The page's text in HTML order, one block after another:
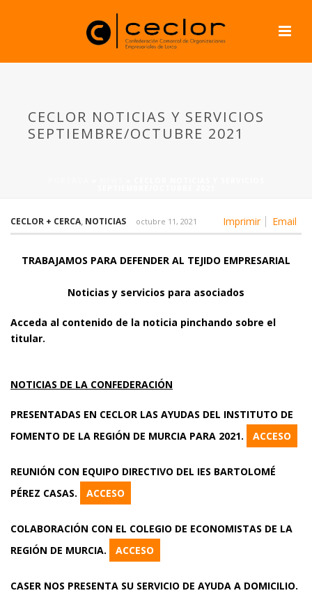
CECLOR NOTICIAS Y SERVICIOS
SEPTIEMBRE/OCTUBRE 2021
Imprimir Email
CECLOR + CERCA, NOTICIAS octubre 11, 2021
TRABAJAMOS PARA DEFENDER AL TEJIDO EMPRESARIAL
Noticias y servicios para asociados
Acceda al contenido de la noticia pinchando sobre el
titular.
NOTICIAS DE LA CONFEDERACIÓN
PRESENTADAS EN CECLOR LAS AYUDAS DEL INSTITUTO DE
FOMENTO DE LA REGIÓN DE MURCIA PARA 2021.
ACCESO
REUNIÓN CON EQUIPO DIRECTIVO DEL IES BARTOLOMÉ
PÉREZ CASAS.
ACCESO
COLABORACIÓN CON EL COLEGIO DE ECONOMISTAS DE LA
REGIÓN DE MURCIA.
ACCESO
CASER NOS PRESENTA SU SERVICIO DE AYUDA A DOMICILIO.